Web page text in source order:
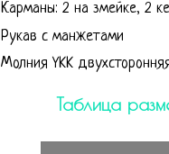
Карманы: 2 на змейке, 2
Рукав с манжетами
Молния YKK
Таблица